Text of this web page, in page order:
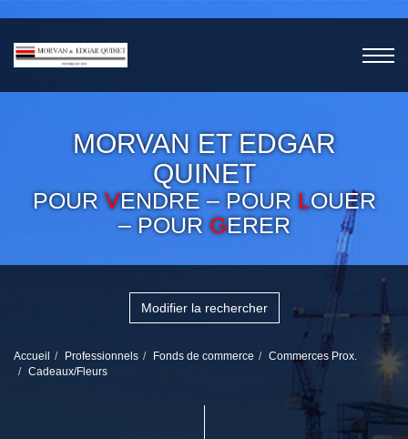
MORVAN ET EDGAR
QUINET
POURVENDRE – POUR LOUER
– POURGERER
Modifier la rechercher
Accueil Professionnels Fonds de commerce
Commerces Prox.
Cadeaux/Fleurs